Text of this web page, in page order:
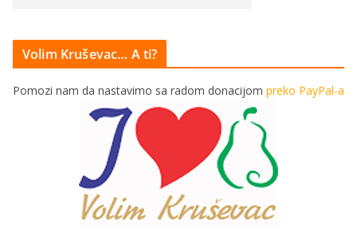
Volim Kruševac… A ti?
Pomozi nam da nastavimo sa radom donacijom preko PayPal-a